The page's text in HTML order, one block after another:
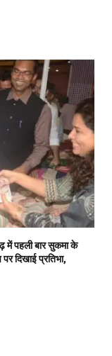
में पहली बार सुकमा के
दिखाई प्रतिभा,